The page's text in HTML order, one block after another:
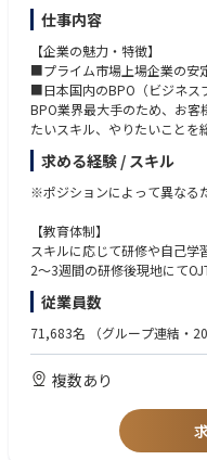
仕事内容
【企業の魅力・特徴】
■プライム市場上場企業の安
■日本国内のBPO（ビジネス
BPO業界最大手のため、お
たいスキル、やりたいことを
す。
■TVCMをやっているような
■約1,600名のエンジニアが在
【業務概要】
■航空機、自動車、建機等の
※ご経験・ご希望に合わせ、
ただきます。
【働きやすい環境】
女性活躍推進に関する優良
求める経験 / スキル
※ポジションによって異なる
【教育体制】
スキルに応じて研修や自己学
2～3週間の研修後現地にて
従業員数
71,683名 （グループ連結・
複数あり